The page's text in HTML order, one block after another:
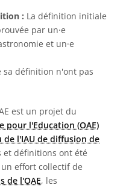
: La définition initiale
par un·e
et un·e
sa définition n'ont pas
est un projet du
pour l'Education (OAE)
de l'IAU de diffusion de
et définitions ont été
effort collectif de
de l'OAE, les